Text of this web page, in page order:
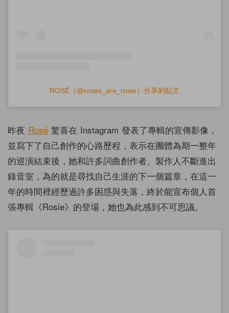
ROSÉ（@roses_are_rosie）分享的貼文
昨夜 Rosé 驚喜在 Instagram 發表了專輯的宣傳影像，
並寫下了自己創作的心路歷程，表示在團體為期一整年
的巡演結束後，她和許多詞曲創作者、製作人不斷進出
錄音室，為的就是尋找自己生涯的下一個篇章，在這一
年的時間裡經歷過許多困惑與失落，終於能宣布個人首
張專輯《Rosie》的登場，她也為此感到不可思議。